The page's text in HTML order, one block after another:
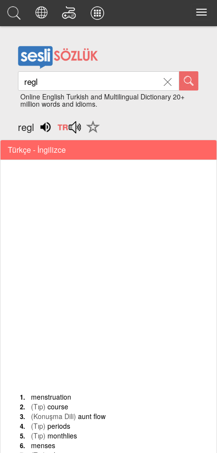
Online English Turkish and Multilingual Dictionary 20+
million words and idioms.
regl
Türkçe - İngilizce
menstruation
(Tıp) course
(Konuşma Dili) aunt flow
(Tıp) periods
(Tıp) monthlies
menses